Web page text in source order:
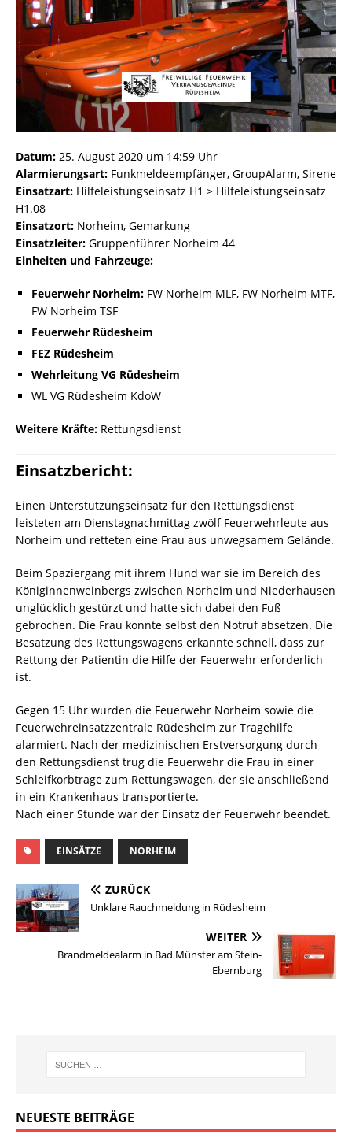
Datum: 25. August 2020 um 14:59 Uhr
Alarmierungsart: Funkmeldeempfänger, GroupAlarm, Sirene
Einsatzart: Hilfeleistungseinsatz H1 > Hilfeleistungseinsatz
H1.08
Einsatzort: Norheim, Gemarkung
Einsatzleiter: Gruppenführer Norheim 44
Einheiten und Fahrzeuge:
Feuerwehr Norheim: FW Norheim MLF, FW Norheim MTF,
FW Norheim TSF
Feuerwehr Rüdesheim
FEZ Rüdesheim
Wehrleitung VG Rüdesheim
WL VG Rüdesheim KdoW
Weitere Kräfte: Rettungsdienst
Einsatzbericht:
Einen Unterstützungseinsatz für den Rettungsdienst
leisteten am Dienstagnachmittag zwölf Feuerwehrleute aus
Norheim und retteten eine Frau aus unwegsamem Gelände.
Beim Spaziergang mit ihrem Hund war sie im Bereich des
Königinnenweinbergs zwischen Norheim und Niederhausen
unglücklich gestürzt und hatte sich dabei den Fuß
gebrochen. Die Frau konnte selbst den Notruf absetzen. Die
Besatzung des Rettungswagens erkannte schnell, dass zur
Rettung der Patientin die Hilfe der Feuerwehr erforderlich
ist.
Gegen 15 Uhr wurden die Feuerwehr Norheim sowie die
Feuerwehreinsatzzentrale Rüdesheim zur Tragehilfe
alarmiert. Nach der medizinischen Erstversorgung durch
den Rettungsdienst trug die Feuerwehr die Frau in einer
Schleifkorbtrage zum Rettungswagen, der sie anschließend
in ein Krankenhaus transportierte.
Nach einer Stunde war der Einsatz der Feuerwehr beendet.
EINSÄTZE NORHEIM
ZURÜCK
Unklare Rauchmeldung in Rüdesheim
WEITER
Brandmeldealarm in Bad Münster am Stein-
Ebernburg
NEUESTE BEITRÄGE